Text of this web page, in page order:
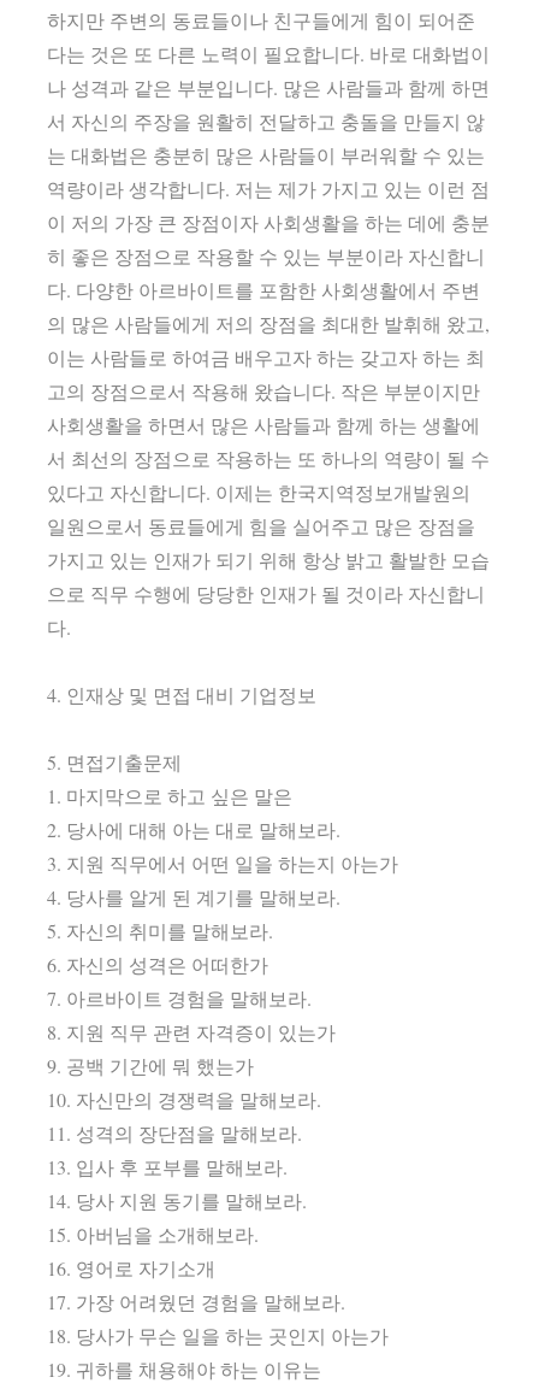
하지만 주변의 동료들이나 친구들에게 힘이 되어준
다는 것은 또 다른 노력이 필요합니다. 바로 대화법이
나 성격과 같은 부분입니다. 많은 사람들과 함께 하면
서 자신의 주장을 원활히 전달하고 충돌을 만들지 않
는 대화법은 충분히 많은 사람들이 부러워할 수 있는
역량이라 생각합니다. 저는 제가 가지고 있는 이런 점
이 저의 가장 큰 장점이자 사회생활을 하는 데에 충분
히 좋은 장점으로 작용할 수 있는 부분이라 자신합니
다. 다양한 아르바이트를 포함한 사회생활에서 주변
의 많은 사람들에게 저의 장점을 최대한 발휘해 왔고,
이는 사람들로 하여금 배우고자 하는 갖고자 하는 최
고의 장점으로서 작용해 왔습니다. 작은 부분이지만
사회생활을 하면서 많은 사람들과 함께 하는 생활에
서 최선의 장점으로 작용하는 또 하나의 역량이 될 수
있다고 자신합니다. 이제는 한국지역정보개발원의
일원으로서 동료들에게 힘을 실어주고 많은 장점을
가지고 있는 인재가 되기 위해 항상 밝고 활발한 모습
으로 직무 수행에 당당한 인재가 될 것이라 자신합니
다.
4. 인재상 및 면접 대비 기업정보
5. 면접기출문제
1. 마지막으로 하고 싶은 말은
2. 당사에 대해 아는 대로 말해보라.
3. 지원 직무에서 어떤 일을 하는지 아는가
4. 당사를 알게 된 계기를 말해보라.
5. 자신의 취미를 말해보라.
6. 자신의 성격은 어떠한가
7. 아르바이트 경험을 말해보라.
8. 지원 직무 관련 자격증이 있는가
9. 공백 기간에 뭐 했는가
10. 자신만의 경쟁력을 말해보라.
11. 성격의 장단점을 말해보라.
13. 입사 후 포부를 말해보라.
14. 당사 지원 동기를 말해보라.
15. 아버님을 소개해보라.
16. 영어로 자기소개
17. 가장 어려웠던 경험을 말해보라.
18. 당사가 무슨 일을 하는 곳인지 아는가
19. 귀하를 채용해야 하는 이유는